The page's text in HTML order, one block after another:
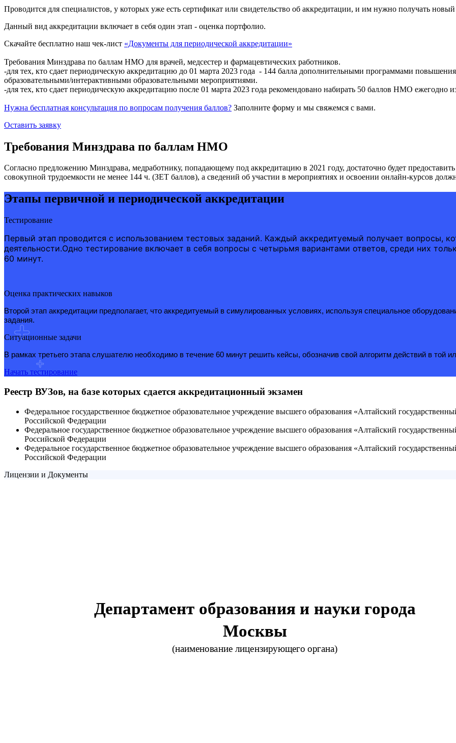
Проводится для специалистов, у которых уже есть сертификат или свидетельство об аккредитации, и им нужно получать
Данный вид аккредитации включает в себя один этап - оценка портфолио.
Скачайте бесплатно наш чек-лист «Документы для периодической аккредитации»
Требования Минздрава по баллам НМО для врачей, медсестер и фармацевтических работников.
-для тех, кто сдает периодическую аккредитацию до 01 марта 2023 года - 144 балла дополнительными программами
образовательными/интерактивными образовательными мероприятиями.
-для тех, кто сдает периодическую аккредитацию после 01 марта 2023 года рекомендовано набирать 50 баллов НМО
Нужна бесплатная консультация по вопросам получения баллов? Заполните форму и мы свяжемся с вами.
Оставить заявку
Требования Минздрава по баллам НМО
Согласно предложению Минздрава, медработнику, попадающему под аккредитацию в 2021 году, достаточно будет
совокупной трудоемкости не менее 144 ч. (ЗЕТ баллов), а сведений об участии в мероприятиях и освоении онлайн-курсов
Этапы первичной и периодической аккредитации
Тестирование
Первый этап проводится с использованием тестовых заданий. Каждый аккредитуемый получает вопросы,
деятельности.Одно тестирование включает в себя вопросы с четырьмя вариантами ответов, среди них
60 минут.
Оценка практических навыков
Второй этап аккредитации предполагает, что аккредитуемый в симулированных условиях, используя специальное
задания.
Ситуационные задачи
В рамках третьего этапа слушателю необходимо в течение 60 минут решить кейсы, обозначив свой алгоритм действий в той
Начать тестирование
Реестр ВУЗов, на базе которых сдается аккредитационный экзамен
Федеральное государственное бюджетное образовательное учреждение высшего образования «Алтайский
Российской Федерации
Федеральное государственное бюджетное образовательное учреждение высшего образования «Алтайский
Российской Федерации
Федеральное государственное бюджетное образовательное учреждение высшего образования «Алтайский
Российской Федерации
Лицензии и Документы